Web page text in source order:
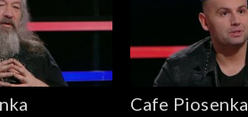
Cafe Piosenka